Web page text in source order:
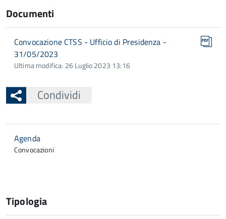
Documenti
Convocazione CTSS - Ufficio di Presidenza -
31/05/2023
Ultima modifica: 26 Luglio 2023 13:16
Condividi
Agenda
Convocazioni
Tipologia